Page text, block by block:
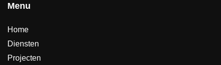
Menu
Home
Diensten
Projecten